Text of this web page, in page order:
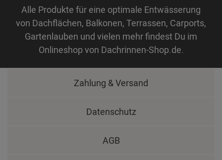
Alle Produkte für eine optimale Entwässerung
von Dachflächen, Balkonen, Terrassen, Carports,
Gartenlauben und vielen mehr findest Du im
Onlineshop von Dachrinnen-Shop.de.
Zahlung & Versand
Datenschutz
AGB